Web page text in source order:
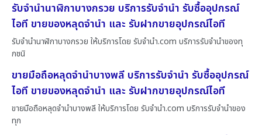
รับจำนำนาฬิกาบางกรวย บริการรับจำนำ รับซื้ออุปกรณ์
ไอที ขายของหลุดจำนำ และ รับฝากขายอุปกรณ์ไอที
รับจำนำนาฬิกาบางกรวย ให้บริการโดย รับจํานํา.com บริการรับจำนำของทุ
กชนิ
ขายมือถือหลุดจำนำบางพลี บริการรับจำนำ รับซื้ออุปกรณ์
ไอที ขายของหลุดจำนำ และ รับฝากขายอุปกรณ์ไอที
ขายมือถือหลุดจำนำบางพลี ให้บริการโดย รับจํานํา.com บริการรับจำนำของ
ทุก